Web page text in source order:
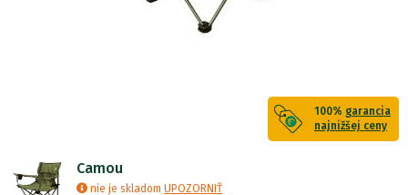
100% garancia
najnižšej ceny
Camou
nie je skladom UPOZORNIŤ